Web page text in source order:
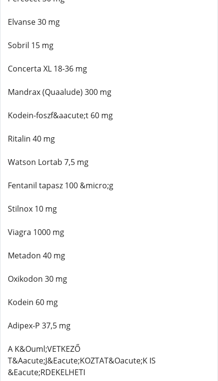
Elvanse 30 mg
Sobril 15 mg
Concerta XL 18-36 mg
Mandrax (Quaalude) 300 mg
Kodein-foszf&aacute;t 60 mg
Ritalin 40 mg
Watson Lortab 7,5 mg
Fentanil tapasz 100 &micro;g
Stilnox 10 mg
Viagra 1000 mg
Metadon 40 mg
Oxikodon 30 mg
Kodein 60 mg
Adipex-P 37,5 mg
A K&Ouml;VETKEZŐ
T&Aacute;J&Eacute;KOZTAT&Oacute;K IS
&Eacute;RDEKELHETI